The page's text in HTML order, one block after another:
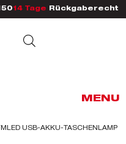
14 Tage Rückgaberecht
MENU
USB-AKKU-TASCHENLAMP